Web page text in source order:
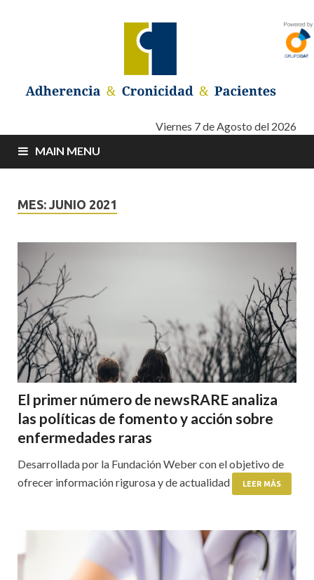
Adherencia –
Cronicidad –
Pacientes
Adherencia – Cronicidad – PacientesViernes 7 de Agosto del 2026
MAIN MENU
MES: JUNIO 2021
El primer número de newsRARE analiza
las políticas de fomento y acción sobre
enfermedades raras
Desarrollada por la Fundación Weber con el objetivo de
ofrecer información rigurosa y de actualidad
LEER MÁS